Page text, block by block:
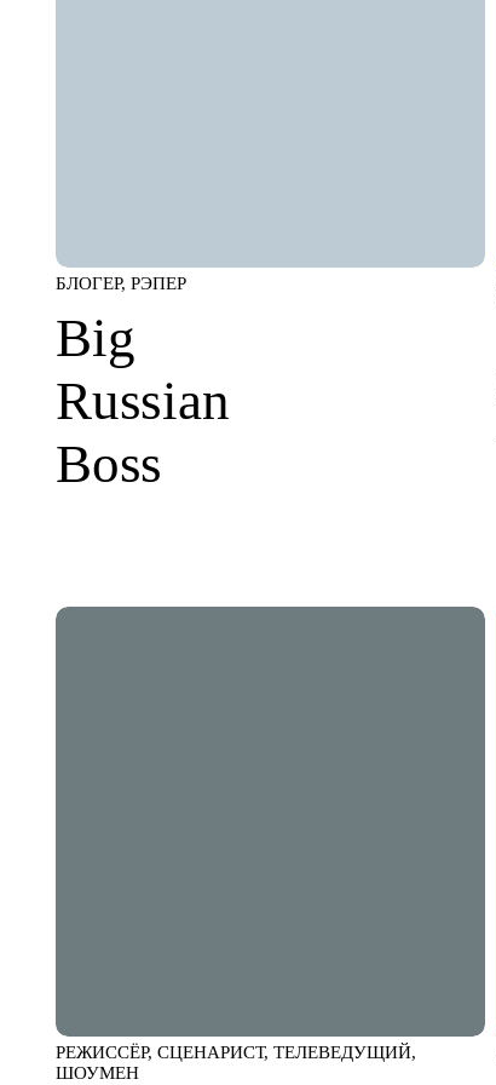
БЛОГЕР, РЭПЕР
Big
Russian
Boss
РЕЖИССЁР, СЦЕНАРИСТ, ТЕЛЕВЕДУЩИЙ,
ШОУМЕН